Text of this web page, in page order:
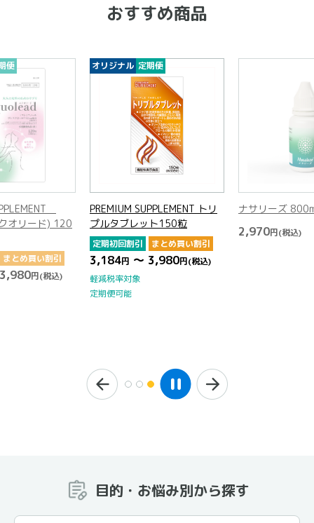
おすすめ商品
リジナル 定期便
SUPPLEMENT トリ
ルタブレット150粒
まとめ買い割引
円～ 3,980 円(税込)
減税率対象
ナサリーズ 800mg
2,970円(税込)
粒
目的・お悩み別から探す